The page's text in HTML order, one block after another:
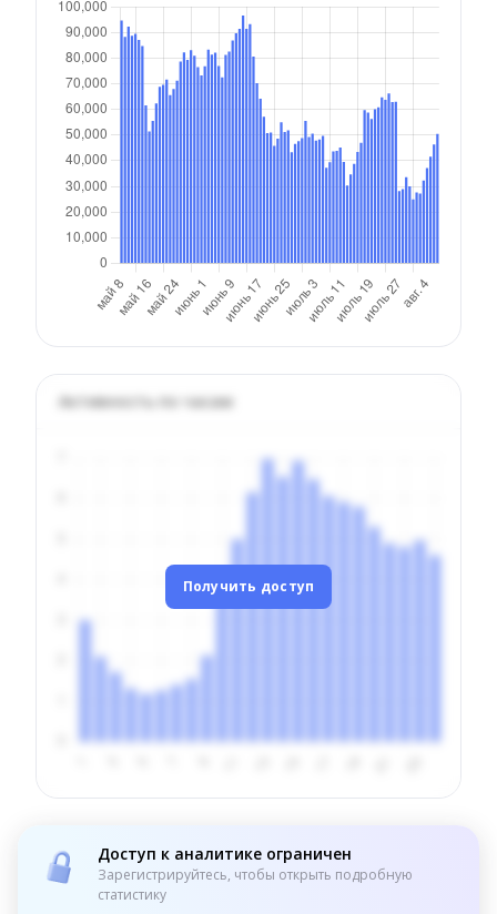
Активность по часам
Получить доступ
Доступ к аналитике ограничен
Зарегистрируйтесь, чтобы открыть подробную
статистику